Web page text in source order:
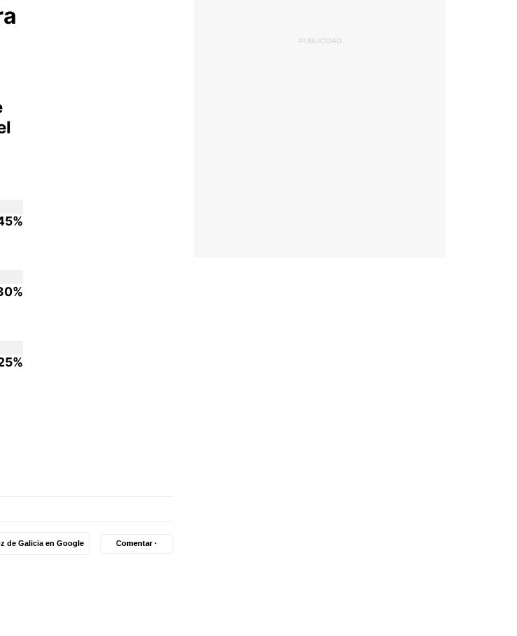
de Galicia en Google Comentar ·